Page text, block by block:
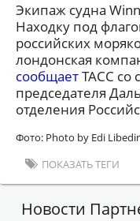
Экипаж судна
Находку под
российских
лондонская
сообщаетТАСС со
председателя
отделения
Фото: Photo by Edi
ПОКАЗАТЬ ТЕГИ
Новости